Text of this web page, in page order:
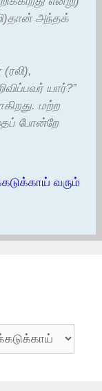
அந்தக்
யார்?”
மற்ற
போன்றே
வரும்